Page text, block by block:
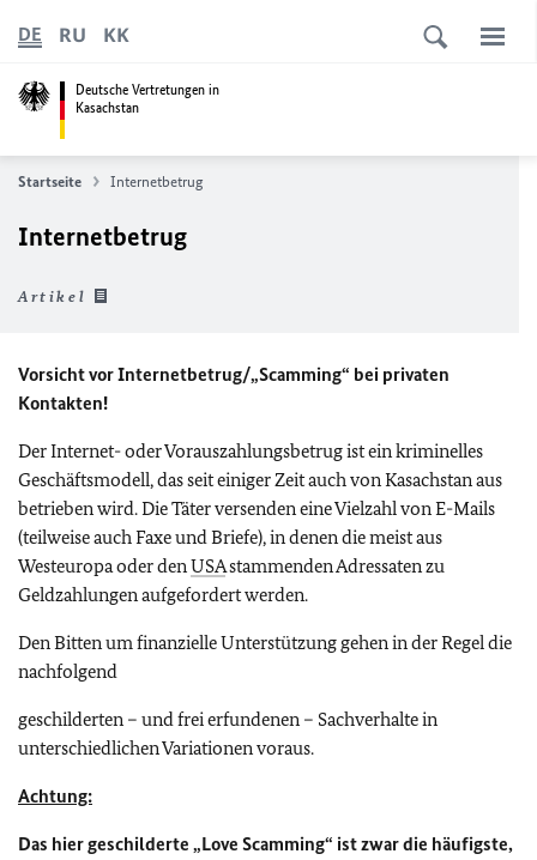
Deutsche Vertretungen in
Kasachstan
DE RU KK
Startseite Internetbetrug
Internetbetrug
Artikel
Vorsicht vor Internetbetrug/„Scamming“ bei privaten
Kontakten!
Der Internet- oder Vorauszahlungsbetrug ist ein kriminelles
Geschäftsmodell, das seit einiger Zeit auch von Kasachstan aus
betrieben wird. Die Täter versenden eine Vielzahl von E-Mails
(teilweise auch Faxe und Briefe), in denen die meist aus
Westeuropa oder denUSAstammenden Adressaten zu
Geldzahlungen aufgefordert werden.
Den Bitten um finanzielle Unterstützung gehen in der Regel die
nachfolgend
geschilderten – und frei erfundenen – Sachverhalte in
unterschiedlichen Variationen voraus.
Achtung:
Das hier geschilderte „Love Scamming“ ist zwar die häufigste,